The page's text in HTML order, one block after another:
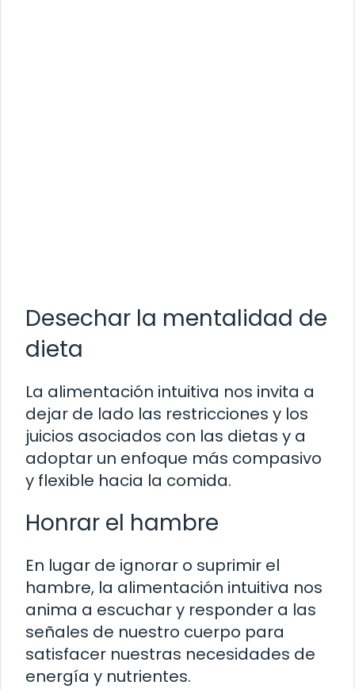
Desechar la mentalidad de
dieta
La alimentación intuitiva nos invita a
dejar de lado las restricciones y los
juicios asociados con las dietas y a
adoptar un enfoque más compasivo
y flexible hacia la comida.
Honrar el hambre
En lugar de ignorar o suprimir el
hambre, la alimentación intuitiva nos
anima a escuchar y responder a las
señales de nuestro cuerpo para
satisfacer nuestras necesidades de
energía y nutrientes.